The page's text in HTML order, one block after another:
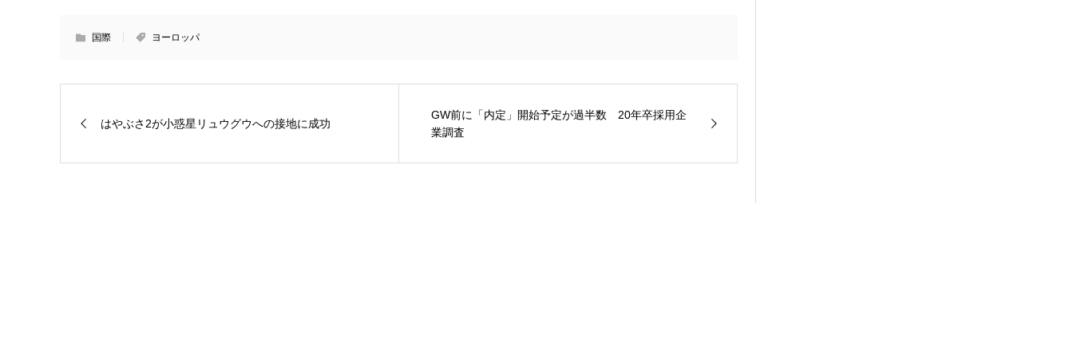
国際 ヨーロッパ
はやぶさ2が小惑星リュウグウへの接地に成功
GW前に「内定」開始予定が過半数 20年卒採用企
業調査